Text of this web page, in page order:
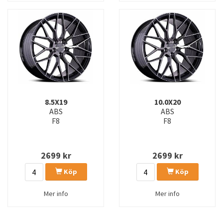
8.5X19
ABS
F8
2699 kr
Köp
Mer info
10.0X20
ABS
F8
2699 kr
Köp
Mer info